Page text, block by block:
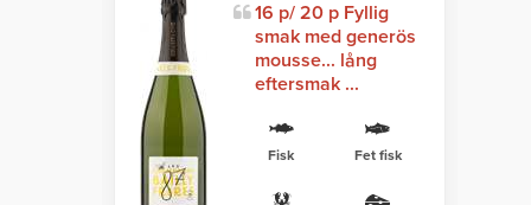
16 p/ 20 p Fyllig
smak med generös
mousse... lång
eftersmak ...
Fisk Fet fisk